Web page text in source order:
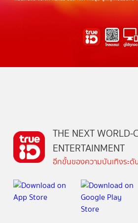
THE NEXT WORLD-
ENTERTAINMENT
อีกขั้นของความบันเทิงระดั